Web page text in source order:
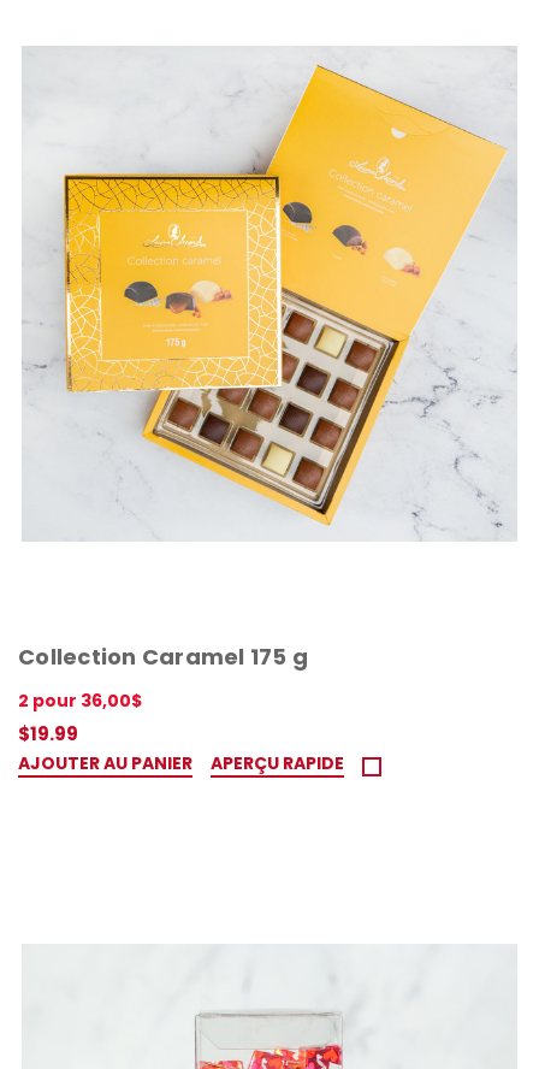
Collection Caramel 175 g
2 pour 36,00$
$19.99
AJOUTER AU PANIER APERÇU RAPIDE